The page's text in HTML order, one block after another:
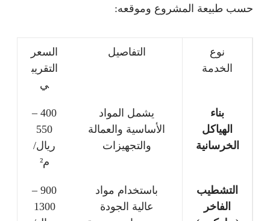
حسب طبيعة المشروع وموقعه:
نوع
الخدمة
التفاصيل
السعر
التقريب
ي
بناء
الهياكل
الخرسانية
يشمل المواد
الأساسية والعمالة
والتجهيزات
400 –
550
ريال/
م²
التشطيب
الفاخر
باستخدام مواد
عالية الجودة
900 –
1300